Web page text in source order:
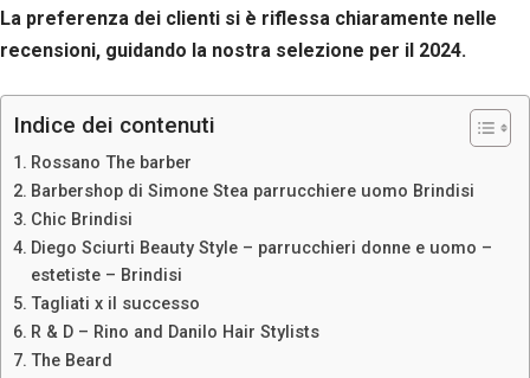
La preferenza dei clienti si è riflessa chiaramente nelle
recensioni, guidando la nostra selezione per il 2024.
Indice dei contenuti
Rossano The barber
Barbershop di Simone Stea parrucchiere uomo Brindisi
Chic Brindisi
Diego Sciurti Beauty Style – parrucchieri donne e uomo –
estetiste – Brindisi
Tagliati x il successo
R & D – Rino and Danilo Hair Stylists
The Beard